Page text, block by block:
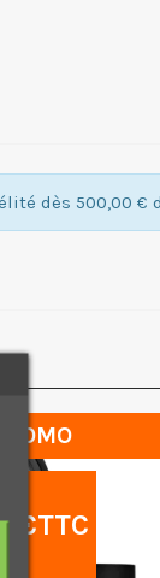
dès 500,00 €
€TTC
PROMO